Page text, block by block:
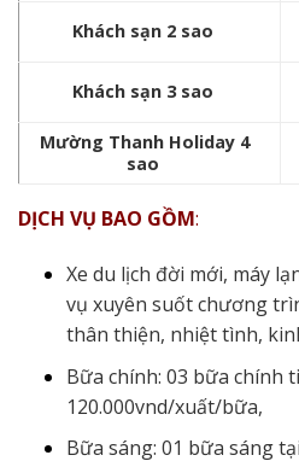
Khách sạn 2 sao
Khách sạn 3 sao
Mường Thanh Holiday 4
sao
DỊCH VỤ BAO GỒM:
Xe du lịch đời mới, máy
vụ xuyên suốt chương
thân thiện, nhiệt tình,
Bữa chính: 03 bữa chính
120.000vnd/xuất/bữa,
Bữa sáng: 01 bữa sáng